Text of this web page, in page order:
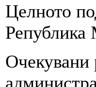
Целното
Република
Очекувани